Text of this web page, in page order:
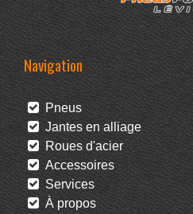
Navigation
Pneus
Jantes en alliage
Roues d'acier
Accessoires
Services
À propos